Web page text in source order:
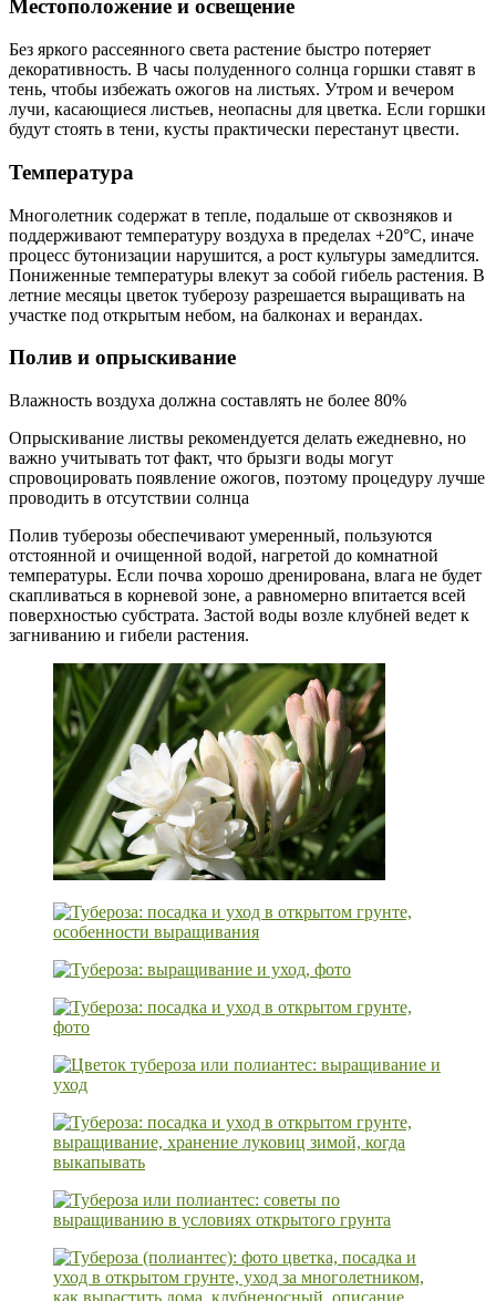
Местоположение и освещение
Без яркого рассеянного света растение быстро потеряет
декоративность. В часы полуденного солнца горшки ставят в
тень, чтобы избежать ожогов на листьях. Утром и вечером
лучи, касающиеся листьев, неопасны для цветка. Если горшки
будут стоять в тени, кусты практически перестанут цвести.
Температура
Многолетник содержат в тепле, подальше от сквозняков и
поддерживают температуру воздуха в пределах +20°C, иначе
процесс бутонизации нарушится, а рост культуры замедлится.
Пониженные температуры влекут за собой гибель растения. В
летние месяцы цветок туберозу разрешается выращивать на
участке под открытым небом, на балконах и верандах.
Полив и опрыскивание
Влажность воздуха должна составлять не более 80%
Опрыскивание листвы рекомендуется делать ежедневно, но
важно учитывать тот факт, что брызги воды могут
спровоцировать появление ожогов, поэтому процедуру лучше
проводить в отсутствии солнца
Полив туберозы обеспечивают умеренный, пользуются
отстоянной и очищенной водой, нагретой до комнатной
температуры. Если почва хорошо дренирована, влага не будет
скапливаться в корневой зоне, а равномерно впитается всей
поверхностью субстрата. Застой воды возле клубней ведет к
загниванию и гибели растения.